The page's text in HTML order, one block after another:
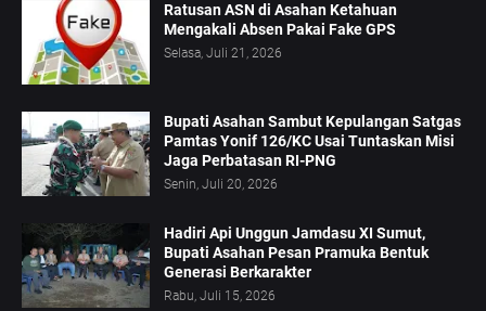
Ratusan ASN di Asahan Ketahuan
Mengakali Absen Pakai Fake GPS
Selasa, Juli 21, 2026
Bupati Asahan Sambut Kepulangan Satgas
Pamtas Yonif 126/KC Usai Tuntaskan Misi
Jaga Perbatasan RI-PNG
Senin, Juli 20, 2026
Hadiri Api Unggun Jamdasu XI Sumut,
Bupati Asahan Pesan Pramuka Bentuk
Generasi Berkarakter
Rabu, Juli 15, 2026